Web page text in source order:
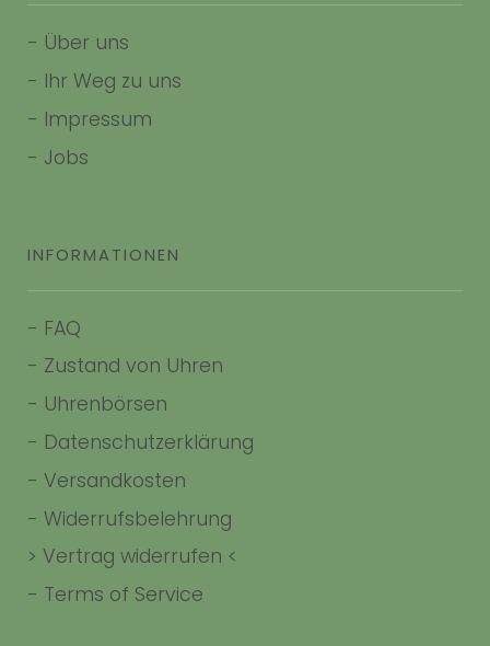
- Über uns
- Ihr Weg zu uns
- Impressum
- Jobs
INFORMATIONEN
- FAQ
- Zustand von Uhren
- Uhrenbörsen
- Datenschutzerklärung
- Versandkosten
- Widerrufsbelehrung
> Vertrag widerrufen <
- Terms of Service